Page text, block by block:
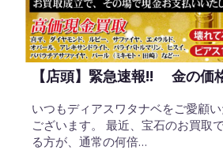
【店頭】緊急速報!! 金の価
いつもディアスワタナベをご愛顧
ございます。 最近、宝石のお買取
る方が、通常の何倍…